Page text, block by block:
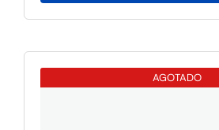
10CORE
ROK
AGOTADO